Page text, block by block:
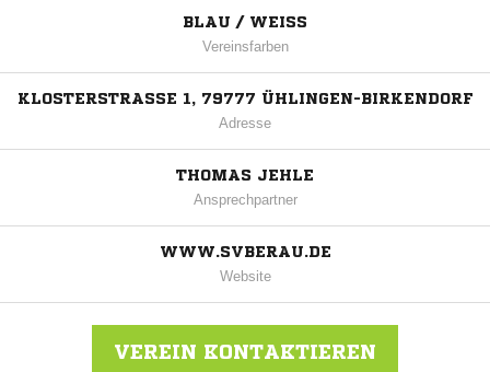
BLAU / WEISS
Vereinsfarben
KLOSTERSTRASSE 1, 79777 ÜHLINGEN-BIRKENDORF
Adresse
THOMAS JEHLE
Ansprechpartner
WWW.SVBERAU.DE
Website
VEREIN KONTAKTIEREN